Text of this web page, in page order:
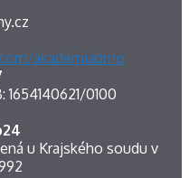
akademiabrno
0100
u Krajského soudu v